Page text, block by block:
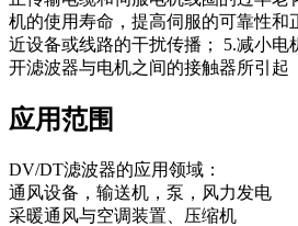
机的使用寿命，提高伺服的可靠性和
近设备或线路的干扰传播； 5.减小电
开滤波器与电机之间的接触器所引起
应用范围
DV/DT滤波器的应用领域：
通风设备，输送机，泵，风力发电
采暖通风与空调装置、压缩机